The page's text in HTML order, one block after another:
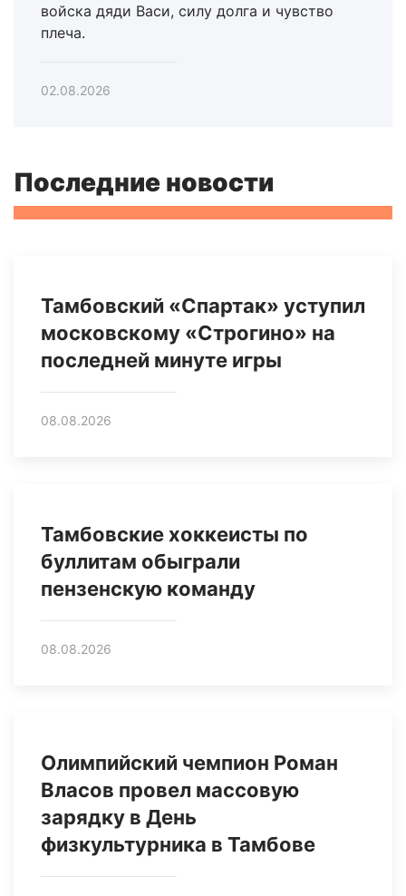
войска дяди Васи, силу долга и чувство
плеча.
02.08.2026
Последние новости
Тамбовский «Спартак» уступил
московскому «Строгино» на
последней минуте игры
08.08.2026
Тамбовские хоккеисты по
буллитам обыграли
пензенскую команду
08.08.2026
Олимпийский чемпион Роман
Власов провел массовую
зарядку в День
физкультурника в Тамбове